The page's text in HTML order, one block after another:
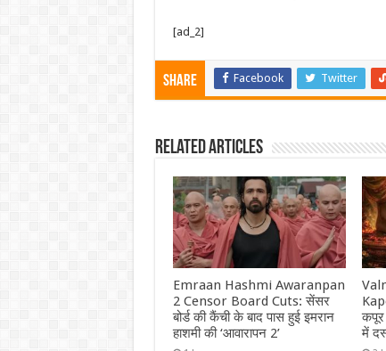
[ad_2]
Share Facebook Twitter
Related Articles
Emraan Hashmi Awaranpan
2 Censor Board Cuts: सेंसर
बोर्ड की कैंची के बाद पास हुई इमरान
हाशमी की ‘आवारापन 2’
कपूर
में